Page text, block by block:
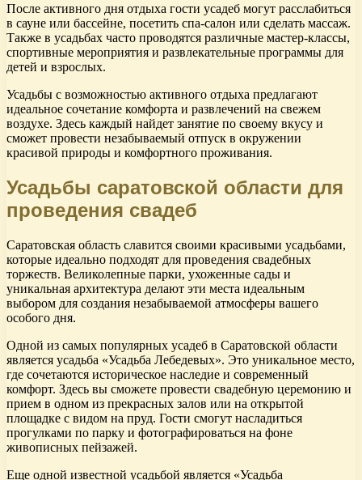
После активного дня отдыха гости усадеб могут расслабиться
в сауне или бассейне, посетить спа-салон или сделать массаж.
Также в усадьбах часто проводятся различные мастер-классы,
спортивные мероприятия и развлекательные программы для
детей и взрослых.
Усадьбы с возможностью активного отдыха предлагают
идеальное сочетание комфорта и развлечений на свежем
воздухе. Здесь каждый найдет занятие по своему вкусу и
сможет провести незабываемый отпуск в окружении
красивой природы и комфортного проживания.
Усадьбы саратовской области для
проведения свадеб
Саратовская область славится своими красивыми усадьбами,
которые идеально подходят для проведения свадебных
торжеств. Великолепные парки, ухоженные сады и
уникальная архитектура делают эти места идеальным
выбором для создания незабываемой атмосферы вашего
особого дня.
Одной из самых популярных усадеб в Саратовской области
является усадьба «Усадьба Лебедевых». Это уникальное место,
где сочетаются историческое наследие и современный
комфорт. Здесь вы сможете провести свадебную церемонию и
прием в одном из прекрасных залов или на открытой
площадке с видом на пруд. Гости смогут насладиться
прогулками по парку и фотографироваться на фоне
живописных пейзажей.
Еще одной известной усадьбой является «Усадьба